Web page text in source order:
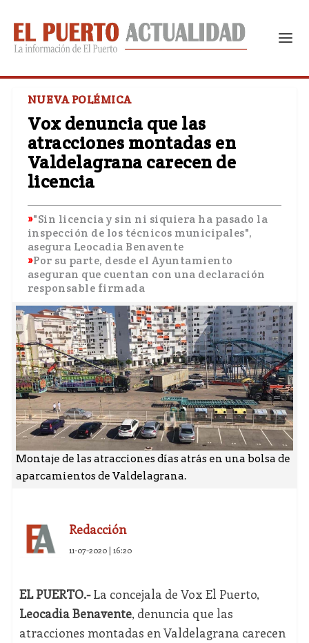
NUEVA POLÉMICA
Vox denuncia que las
atracciones montadas en
Valdelagrana carecen de
licencia
"Sin licencia y sin ni siquiera ha pasado la
inspección de los técnicos municipales",
asegura Leocadia Benavente
Por su parte, desde el Ayuntamiento
aseguran que cuentan con una declaración
responsable firmada
Montaje de las atracciones días atrás en una bolsa de
aparcamientos de Valdelagrana.
Redacción
11-07-2020 | 16:20
EL PUERTO.-La concejala de Vox El Puerto,
Leocadia Benavente, denuncia que las
atracciones montadas en Valdelagrana carecen